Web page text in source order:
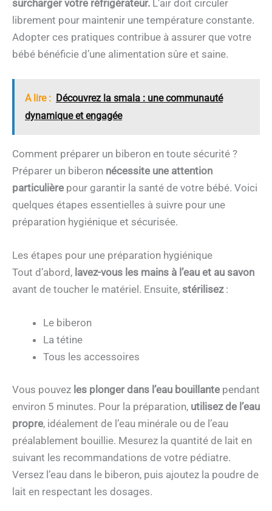
surcharger votre réfrigérateur. L’air doit circuler
librement pour maintenir une température constante.
Adopter ces pratiques contribue à assurer que votre
bébé bénéficie d’une alimentation sûre et saine.
A lire : Découvrez la smala : une communauté
dynamique et engagée
Comment préparer un biberon en toute sécurité ?
Préparer un biberon nécessite une attention
particulière pour garantir la santé de votre bébé. Voici
quelques étapes essentielles à suivre pour une
préparation hygiénique et sécurisée.
Les étapes pour une préparation hygiénique
Tout d’abord, lavez-vous les mains à l’eau et au savon
avant de toucher le matériel. Ensuite, stérilisez:
Le biberon
La tétine
Tous les accessoires
Vous pouvez les plonger dans l’eau bouillante pendant
environ 5 minutes. Pour la préparation, utilisez de l’eau
propre, idéalement de l’eau minérale ou de l’eau
préalablement bouillie. Mesurez la quantité de lait en
suivant les recommandations de votre pédiatre.
Versez l’eau dans le biberon, puis ajoutez la poudre de
lait en respectant les dosages.